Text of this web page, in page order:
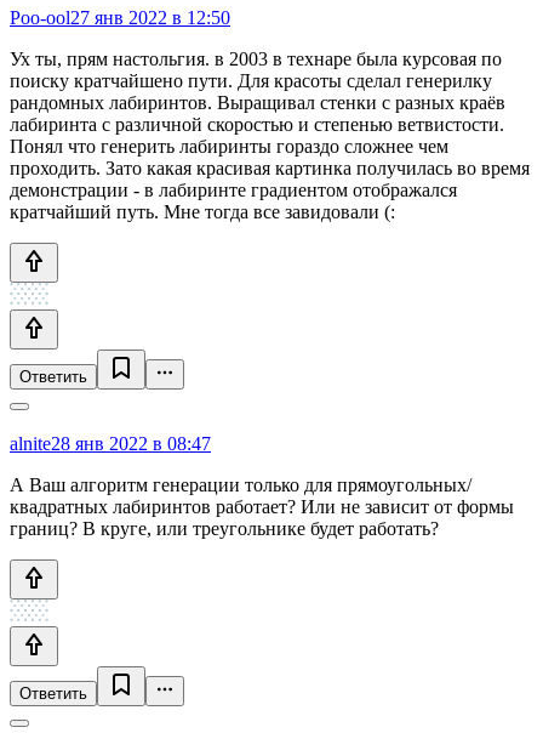
Poo-ool27 янв 2022 в 12:50
Ух ты, прям настольгия. в 2003 в технаре была курсовая по
поиску кратчайшено пути. Для красоты сделал генерилку
рандомных лабиринтов. Выращивал стенки с разных краёв
лабиринта с различной скоростью и степенью ветвистости.
Понял что генерить лабиринты гораздо сложнее чем
проходить. Зато какая красивая картинка получилась во время
демонстрации - в лабиринте градиентом отображался
кратчайший путь. Мне тогда все завидовали (:
Ответить
alnite28 янв 2022 в 08:47
А Ваш алгоритм генерации только для прямоугольных/
квадратных лабиринтов работает? Или не зависит от формы
границ? В круге, или треугольнике будет работать?
Ответить